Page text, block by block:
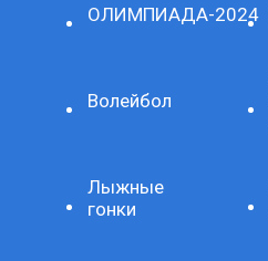
ОЛИМПИАДА-2024
Волейбол
Лыжные
гонки